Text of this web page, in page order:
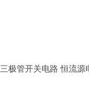
三极管开关电路 恒流源